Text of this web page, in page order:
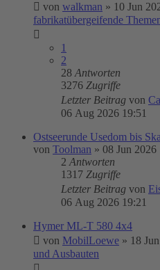
von walkman » 10 Jun
fabrikatübergeifende
1
2
28 Antworten
3276 Zugriffe
Letzter Beitrag von
06 Aug 2026 19:51
Ostseerunde Usedom bis
von Toolman » 08 Jun 2026
2 Antworten
1317 Zugriffe
Letzter Beitrag von
06 Aug 2026 19:21
Hymer ML-T 580 4x4
von MobilLoewe » 18
und Ausbauten